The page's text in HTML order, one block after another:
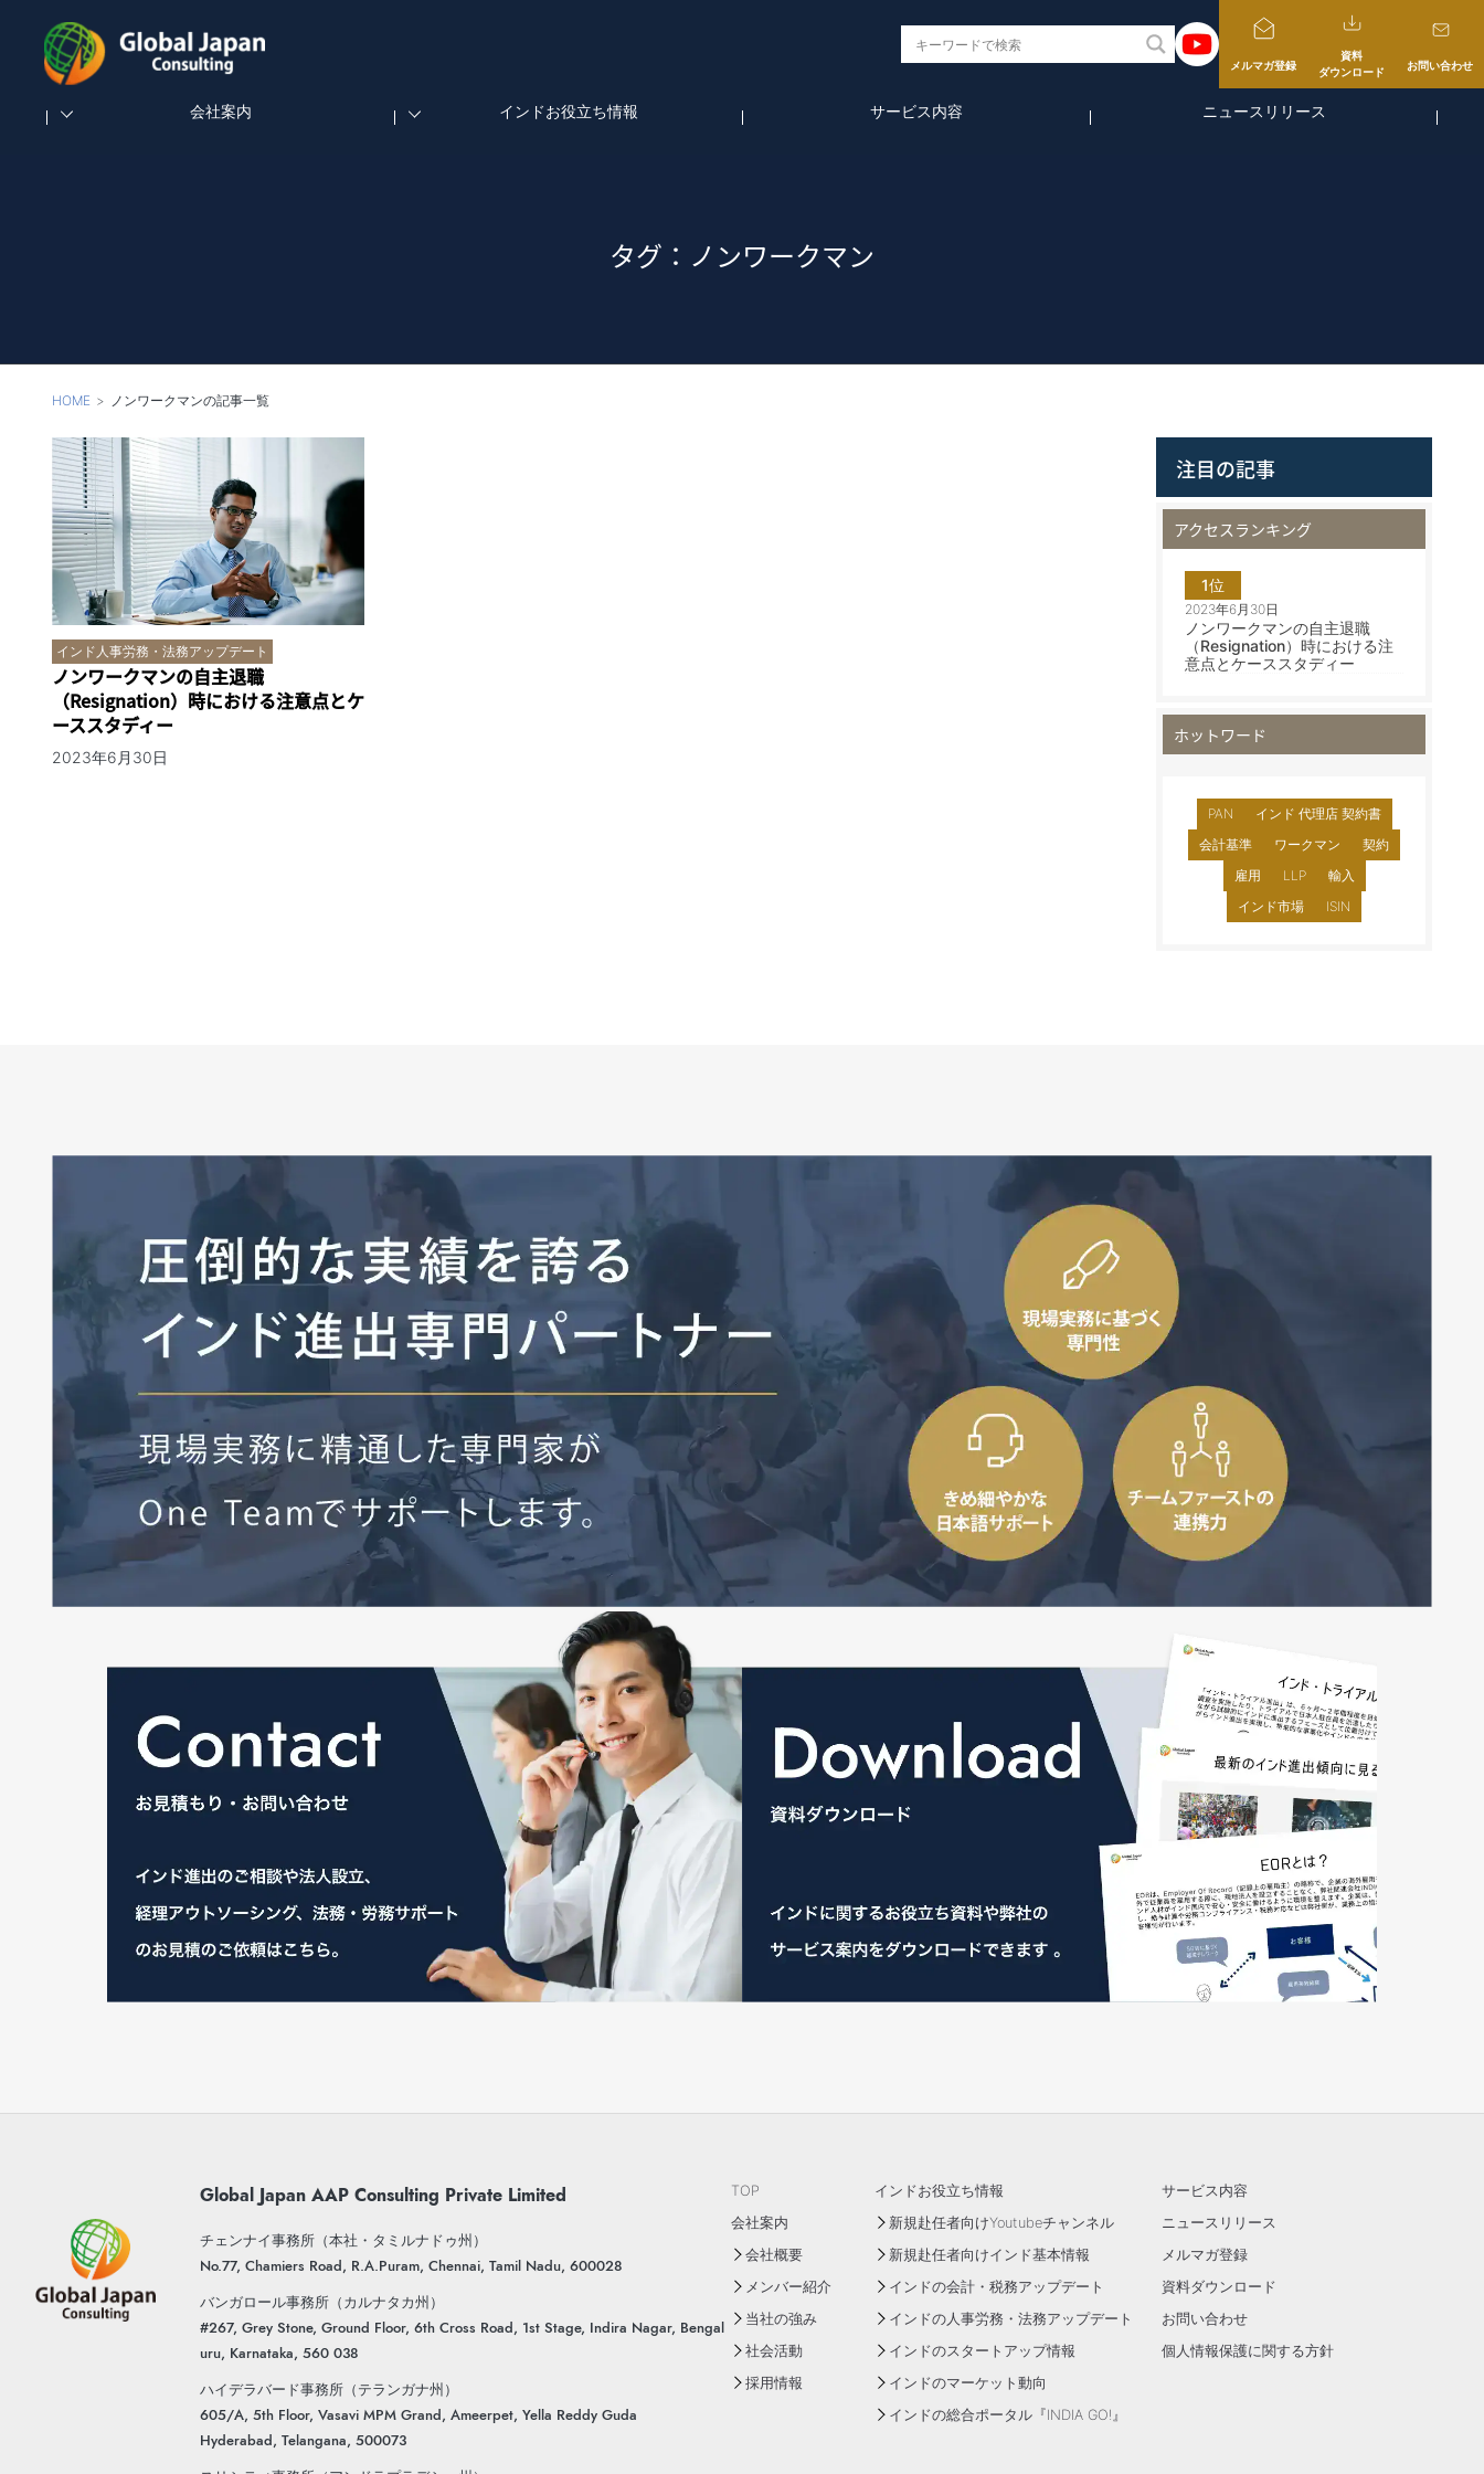
メルマガ登録
資料
ダウンロード
お問い合わせ
会社案内 インドお役立ち情報 サービス内容 ニュースリリース
タグ：ノンワークマン
HOME ノンワークマンの記事一覧
インド人事労務・法務アップデート
ノンワークマンの自主退職
（Resignation）時における注意点とケ
ーススタディー
2023年6月30日
注目の記事
アクセスランキング
1位
2023年6月30日
ノンワークマンの自主退職
（Resignation）時における注
意点とケーススタディー
ホットワード
PAN
インド 代理店 契約書
会計基準
ワークマン
契約
雇用
LLP
輸入
インド市場
ISIN
Global Japan AAP Consulting Private Limited
チェンナイ事務所（本社・タミルナドゥ州）
No.77, Chamiers Road, R.A.Puram, Chennai, Tamil Nadu, 600028
バンガロール事務所（カルナタカ州）
#267, Grey Stone, Ground Floor, 6th Cross Road, 1st Stage, Indira Nagar, Bengal
uru, Karnataka, 560 038
ハイデラバード事務所（テランガナ州）
605/A, 5th Floor, Vasavi MPM Grand, Ameerpet, Yella Reddy Guda
Hyderabad, Telangana, 500073
TOP
会社案内
会社概要
メンバー紹介
当社の強み
社会活動
採用情報
インドお役立ち情報
新規赴任者向けYoutubeチャンネル
新規赴任者向けインド基本情報
インドの会計・税務アップデート
インドの人事労務・法務アップデート
インドのスタートアップ情報
インドのマーケット動向
インドの総合ポータル『INDIA GO!』
サービス内容
ニュースリリース
メルマガ登録
資料ダウンロード
お問い合わせ
個人情報保護に関する方針